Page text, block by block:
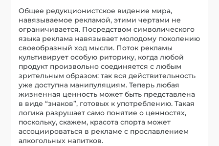
Общее редукционистское видение мира,
навязываемое рекламой, этими чертами не
ограничивается. Посредством символического
языка реклама навязывает молодому поколению
своеобразный ход мысли. Поток рекламы
культивирует особую риторику, когда любой
продукт произвольно соединяется с любым
зрительным образом: так вся действительность
уже доступна манипуляциям. Теперь любая
жизненная ценность может быть представлена
в виде “знаков”, готовых к употреблению. Такая
логика разрушает само понятие о ценностях,
поскольку, скажем, красота спорта может
ассоциироваться в рекламе с прославлением
алкогольных напитков.